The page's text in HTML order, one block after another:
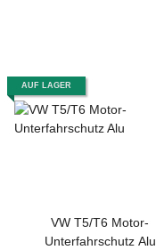
AUF LAGER
VW T5/T6 Motor-
Unterfahrschutz Alu